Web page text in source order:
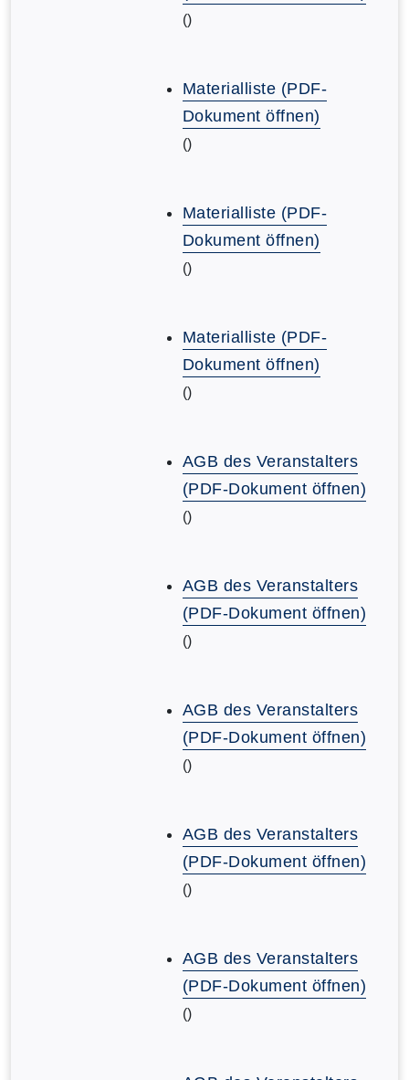
()
Materialliste (PDF-
Dokument öffnen)
()
Materialliste (PDF-
Dokument öffnen)
()
Materialliste (PDF-
Dokument öffnen)
()
AGB des Veranstalters
(PDF-Dokument öffnen)
()
AGB des Veranstalters
(PDF-Dokument öffnen)
()
AGB des Veranstalters
(PDF-Dokument öffnen)
()
AGB des Veranstalters
(PDF-Dokument öffnen)
()
AGB des Veranstalters
(PDF-Dokument öffnen)
()